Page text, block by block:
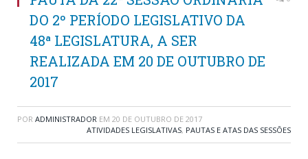
DO 2º PERÍODO LEGISLATIVO DA
48ª LEGISLATURA, A SER
REALIZADA EM 20 DE OUTUBRO DE
2017
POR ADMINISTRADOR EM 20 DE OUTUBRO DE 2017
ATIVIDADES LEGISLATIVAS, PAUTAS E ATAS DAS SESSÕES